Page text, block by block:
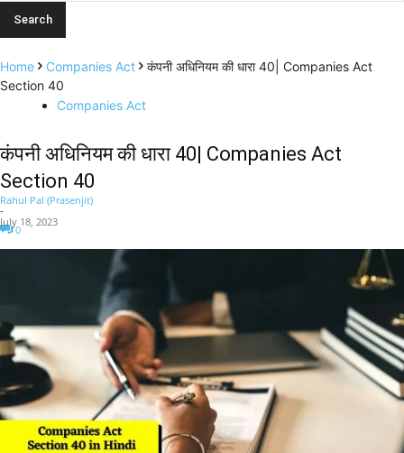
Home Companies Act
कंपनी अधिनियम की धारा 40| Companies Act
Section 40
Companies Act
कंपनी अधिनियम की धारा 40| Companies Act
Section 40
Rahul Pal (Prasenjit)
-
July 18, 2023
0